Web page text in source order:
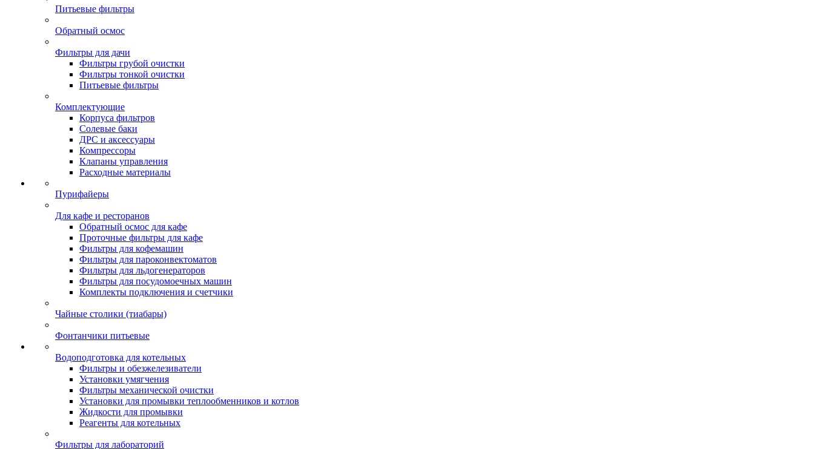
Питьевые фильтры
Обратный осмос
Фильтры для дачи
Фильтры грубой очистки
Фильтры тонкой очистки
Питьевые фильтры
Комплектующие
Корпуса фильтров
Солевые баки
ДРС и аксессуары
Компрессоры
Клапаны управления
Расходные материалы
Пурифайеры
Для кафе и ресторанов
Обратный осмос для кафе
Проточные фильтры для кафе
Фильтры для кофемашин
Фильтры для пароконвектоматов
Фильтры для льдогенераторов
Фильтры для посудомоечных машин
Комплекты подключения и счетчики
Чайные столики (тиабары)
Фонтанчики питьевые
Водоподготовка для котельных
Фильтры и обезжелезиватели
Установки умягчения
Фильтры механической очистки
Установки для промывки теплообменников и котлов
Жидкости для промывки
Реагенты для котельных
Фильтры для лабораторий